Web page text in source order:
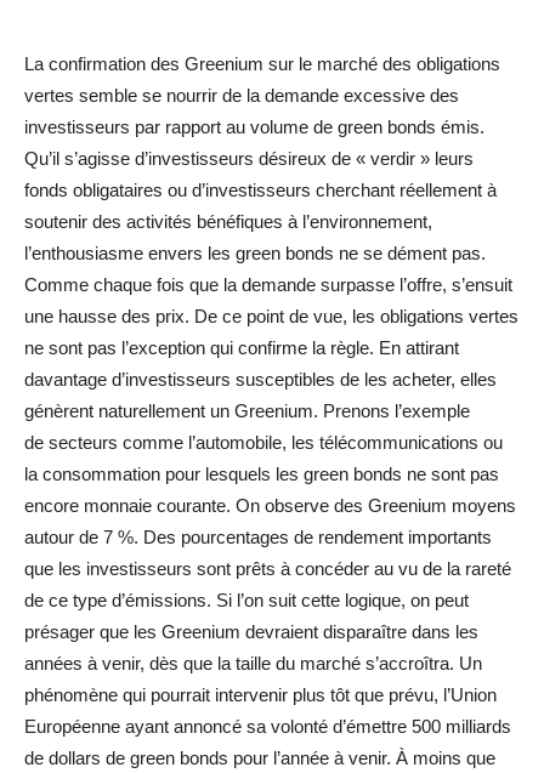
La confirmation des Greenium sur le marché des obligations
vertes semble se nourrir de la demande excessive des
investisseurs par rapport au volume de green bonds émis.
Qu’il s’agisse d’investisseurs désireux de « verdir » leurs
fonds obligataires ou d’investisseurs cherchant réellement à
soutenir des activités bénéfiques à l’environnement,
l’enthousiasme envers les green bonds ne se dément pas.
Comme chaque fois que la demande surpasse l’offre, s’ensuit
une hausse des prix. De ce point de vue, les obligations vertes
ne sont pas l’exception qui confirme la règle. En attirant
davantage d’investisseurs susceptibles de les acheter, elles
génèrent naturellement un Greenium. Prenons l’exemple
de secteurs comme l’automobile, les télécommunications ou
la consommation pour lesquels les green bonds ne sont pas
encore monnaie courante. On observe des Greenium moyens
autour de 7 %. Des pourcentages de rendement importants
que les investisseurs sont prêts à concéder au vu de la rareté
de ce type d’émissions. Si l’on suit cette logique, on peut
présager que les Greenium devraient disparaître dans les
années à venir, dès que la taille du marché s’accroîtra. Un
phénomène qui pourrait intervenir plus tôt que prévu, l’Union
Européenne ayant annoncé sa volonté d’émettre 500 milliards
de dollars de green bonds pour l’année à venir. À moins que